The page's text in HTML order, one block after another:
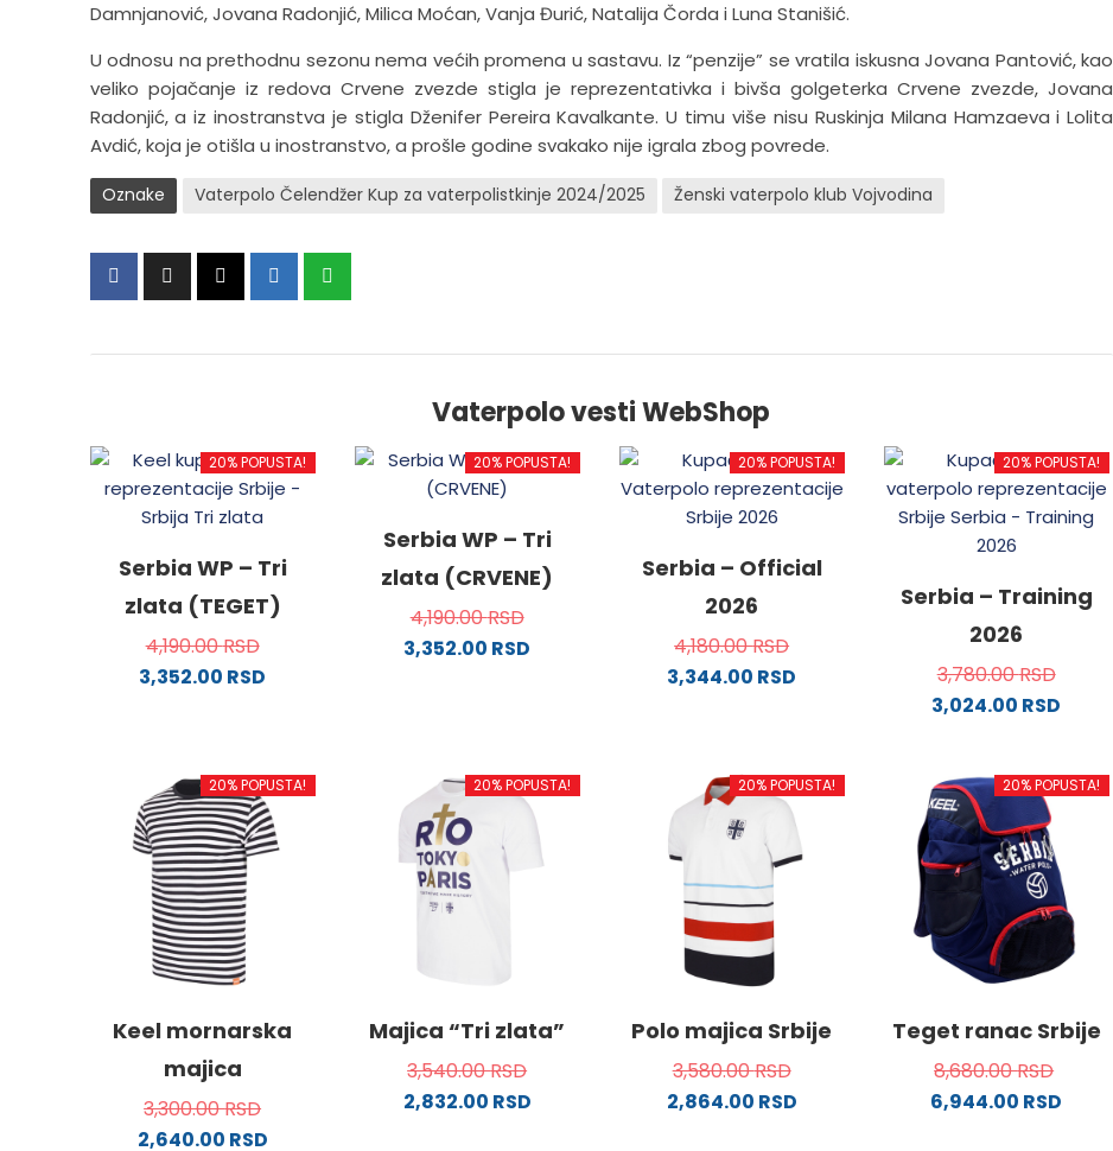
Damnjanović, Jovana Radonjić, Milica Moćan, Vanja Đurić, Natalija Čorda i Luna Stanišić.
U odnosu na prethodnu sezonu nema većih promena u sastavu. Iz “penzije” se vratila iskusna Jovana Pantović, kao
veliko pojačanje iz redova Crvene zvezde stigla je reprezentativka i bivša golgeterka Crvene zvezde, Jovana
Radonjić, a iz inostranstva je stigla Dženifer Pereira Kavalkante. U timu više nisu Ruskinja Milana Hamzaeva i Lolita
Avdić, koja je otišla u inostranstvo, a prošle godine svakako nije igrala zbog povrede.
Oznake Vaterpolo Čelendžer Kup za vaterpolistkinje 2024/2025 Ženski vaterpolo klub Vojvodina
Vaterpolo vesti WebShop
20% POPUSTA!
Serbia WP – Tri
zlata (TEGET)
4,190.00RSD
3,352.00 RSD
više
varijanti.
Opcije
mogu
biti
izabrane
na
stranici
proizvoda.
20% POPUSTA!
Serbia WP – Tri
zlata (CRVENE)
4,190.00RSD
3,352.00 RSD
varijanti.
Opcije
mogu
biti
izabrane
proizvoda.
20% POPUSTA!
Serbia – Official
2026
4,180.00RSD
3,344.00 RSD
više
varijanti.
Opcije
mogu
biti
izabrane
na
stranici
proizvoda.
20% POPUSTA!
Serbia – Training
2026
3,780.00RSD
3,024.00 RSD
ima
više
varijanti.
Opcije
mogu
biti
izabrane
na
stranici
proizvoda.
20% POPUSTA!
Keel mornarska
majica
3,300.00RSD
2,640.00 RSD
20% POPUSTA!
Majica “Tri zlata”
3,540.00RSD
2,832.00 RSD
20% POPUSTA!
Polo majica Srbije
3,580.00RSD
2,864.00 RSD
20% POPUSTA!
Teget ranac Srbije
8,680.00RSD
6,944.00 RSD